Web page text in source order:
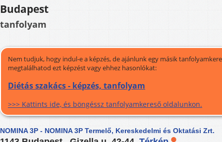
Budapest
tanfolyam
Nem tudjuk, hogy indul-e a képzés, de ajánlunk egy másik
megtalálhatod ezt képzést vagy ehhez hasonlókat:
Diétás szakács - képzés, tanfolyam
>>> Kattints ide, és böngéssz tanfolyamkereső oldalunkon.
NOMINA 3P - NOMINA 3P Termelő, Kereskedelmi és Oktatási Zrt.